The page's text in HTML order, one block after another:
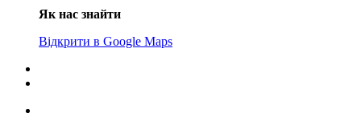
Як нас знайти
Відкрити в Google Maps